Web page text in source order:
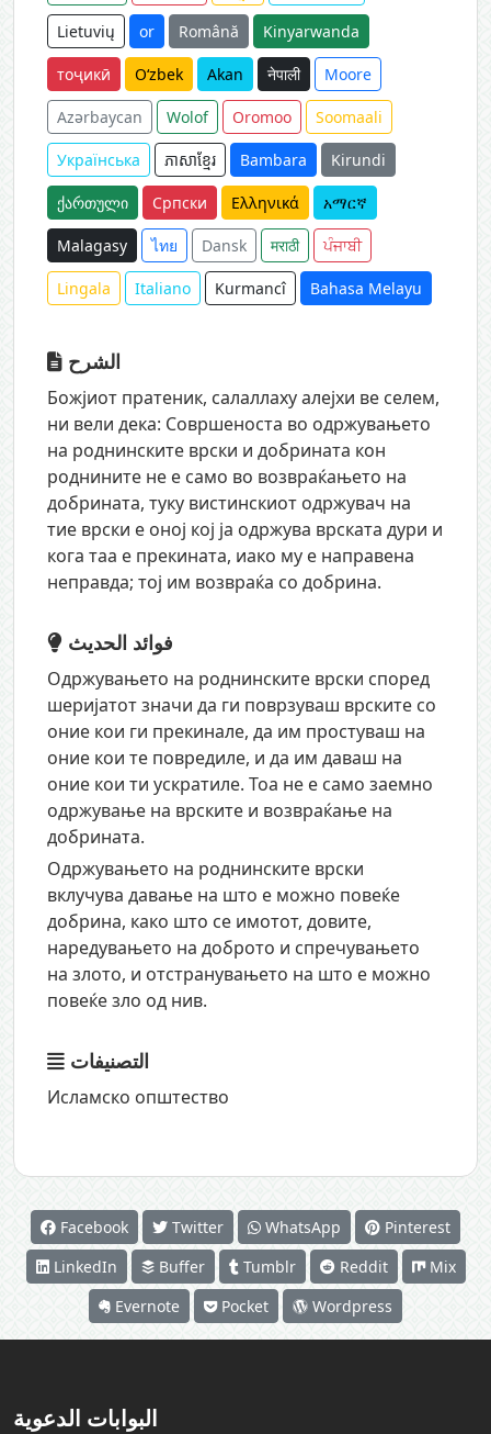
Lietuvių or Română Kinyarwanda
тоҷикӣ O‘zbek Akan नेपाली Moore
Azərbaycan Wolof Oromoo Soomaali
Українська ភាសាខ្មែរ Bambara Kirundi
ქართული Српски Ελληνικά አማርኛ
Malagasy ไทย Dansk मराठी ਪੰਜਾਬੀ
Lingala Italiano Kurmancî Bahasa Melayu
الشرح
Божјиот пратеник, салаллаху алејхи ве селем,
ни вели дека: Совршеноста во одржувањето
на роднинските врски и добрината кон
роднините не е само во возвраќањето на
добрината, туку вистинскиот одржувач на
тие врски е оној кој ја одржува врската дури и
кога таа е прекината, иако му е направена
неправда; тој им возвраќа со добрина.
فوائد الحديث
Одржувањето на роднинските врски според
шеријатот значи да ги поврзуваш врските со
оние кои ги прекинале, да им простуваш на
оние кои те повредиле, и да им даваш на
оние кои ти ускратиле. Тоа не е само заемно
одржување на врските и возвраќање на
добрината.
Одржувањето на роднинските врски
вклучува давање на што е можно повеќе
добрина, како што се имотот, довите,
наредувањето на доброто и спречувањето
на злото, и отстранувањето на што е можно
повеќе зло од нив.
التصنيفات
Исламско општество
Facebook Twitter WhatsApp
Pinterest
LinkedIn
Buffer Tumblr Reddit
Mix
Evernote
Pocket Wordpress
البوابات الدعوية